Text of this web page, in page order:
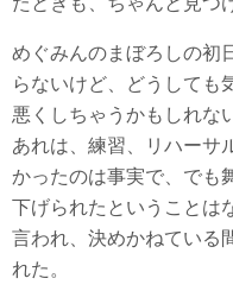
めぐみんのまぼろしの初
らないけど、どうしても
悪くしちゃうかもしれな
あれは、練習、リハーサ
かったのは事実で、でも
下げられたということは
言われ、決めかねている
れた。